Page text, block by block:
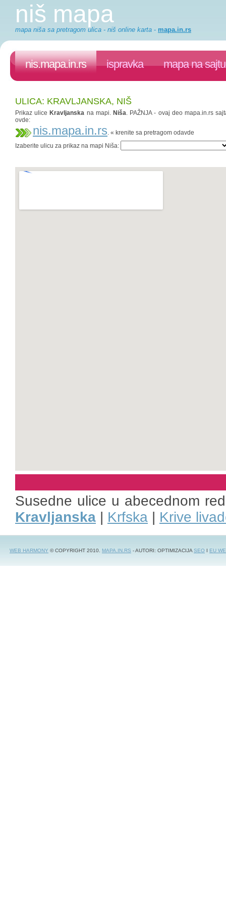
niš mapa
mapa niša sa pretragom ulica - niš online karta - mapa.in.rs
nis.mapa.in.rs ispravka mapa na sajtu
ULICA: KRAVLJANSKA, NIŠ
Prikaz ulice Kravljanska na mapi. Niša. PAŽNJA - ovaj deo mapa.in.rs
ovde:
nis.mapa.in.rs. « krenite sa pretragom odavde
Izaberite ulicu za prikaz na mapi Niša:
Susedne ulice u abecednom
Kravljanska | Krfska | Krive
WEB HARMONY © COPYRIGHT 2010. MAPA.IN.RS - AUTORI: OPTIMIZACIJASEO I EU